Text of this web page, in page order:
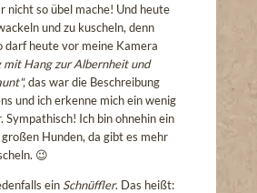
nicht so übel mache! Und heute
und zu kuscheln, denn
darf heute vor meine Kamera
mit Hang zur Albernheit und
das war die Beschreibung
und ich erkenne mich ein wenig
Sympathisch! Ich bin ohnehin ein
Hunden, da gibt es mehr
😉
ein Schnüffler. Das heißt: